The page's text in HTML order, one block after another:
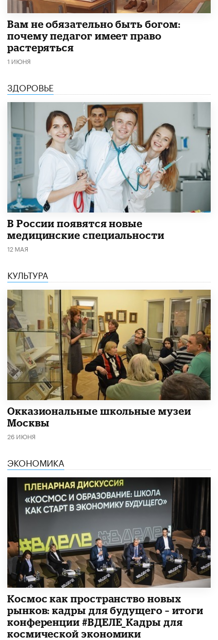
​Вам не обязательно быть богом:
почему педагог имеет право
растеряться
1 ИЮНЯ
ЗДОРОВЬЕ
В России появятся новые
медицинские специальности
12 МАЯ
КУЛЬТУРА
​Окказиональные школьные музеи
Москвы
26 ИЮНЯ
ЭКОНОМИКА
Космос как пространство новых
рынков: кадры для будущего – итоги
конференции #ВДЕЛЕ_Кадры для
космической экономики